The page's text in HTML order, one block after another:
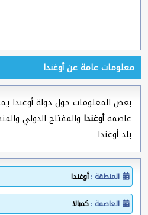
معلومات عامة عن أوغندا
بعض المعلومات حول دولة أوغندا
عاصمةأوغندا والمفتاح الدولي
بلد أوغندا.
المنطقة :أوغندا
العاصمة :كمبالا